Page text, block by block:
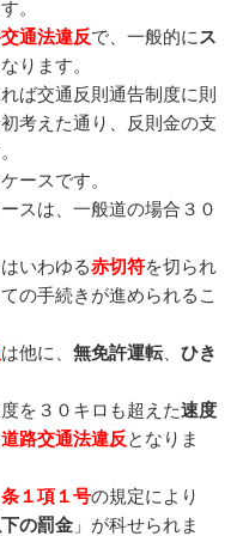
。
通法違反で、一般的に ス
ります。
ば交通反則通告制度に則
考えた通り、反則金の支
ースです。
スは、一般道の場合３０
いわゆる赤切符を切られ
の手続きが進められるこ
は他に、無免許運転、ひき
を３０キロも超えた速度
道路交通法違反となりま
１項１号の規定により
の罰金 」が科せられま